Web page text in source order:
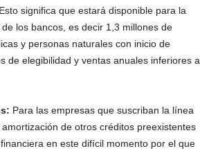
significa que estará disponible para la
los bancos, es decir 1,3 millones de
y personas naturales con inicio de
de elegibilidad y ventas anuales inferiores a
Para las empresas que suscriban la línea
de otros créditos preexistentes
en este difícil momento por el que